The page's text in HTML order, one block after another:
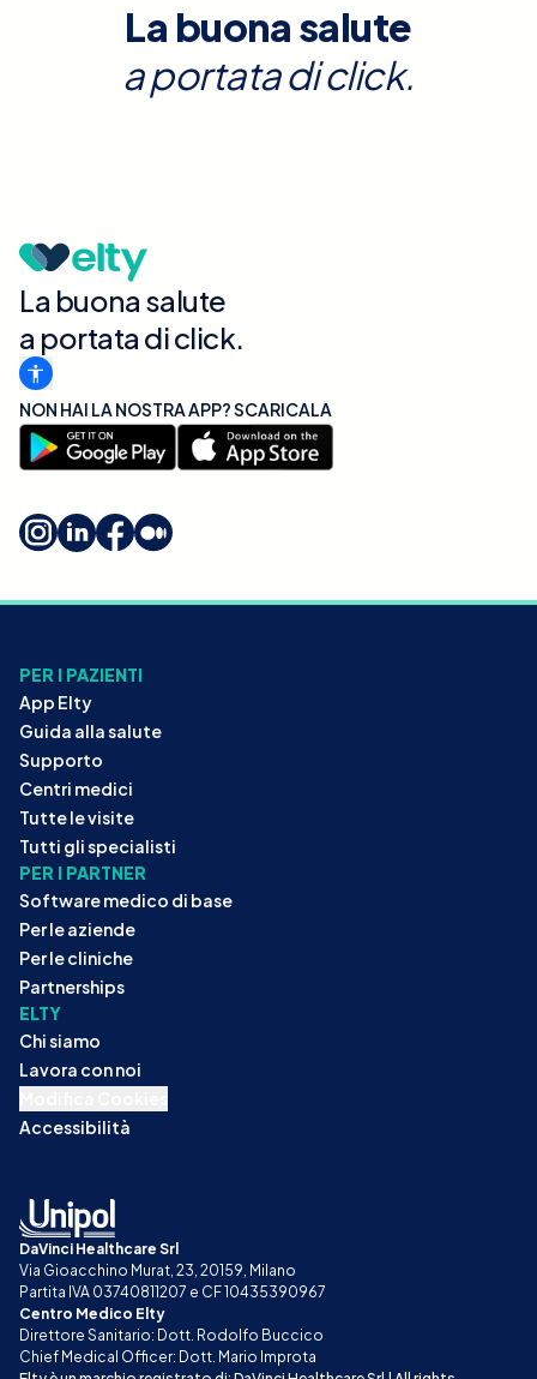
La buona salute
a portata di click.
La buona salute
a portata di click.
NON HAI LA NOSTRA APP? SCARICALA
PER I PAZIENTI
App Elty
Guida alla salute
Supporto
Centri medici
Tutte le visite
Tutti gli specialisti
PER I PARTNER
Software medico di base
Per le aziende
Per le cliniche
Partnerships
ELTY
Chi siamo
Lavora con noi
Accessibilità
DaVinci Healthcare Srl
Via Gioacchino Murat, 23, 20159, Milano
Partita IVA 03740811207 e CF 10435390967
Centro Medico Elty
Direttore Sanitario: Dott. Rodolfo Buccico
Chief Medical Officer: Dott. Mario Improta